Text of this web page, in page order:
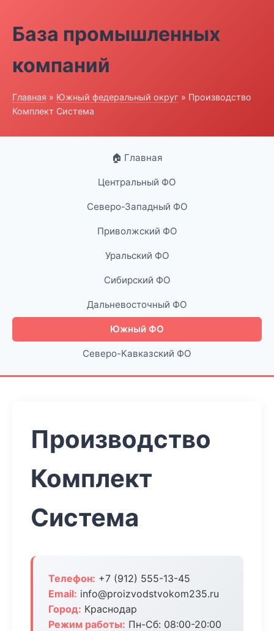
База промышленных
компаний
Главная » Южный федеральный округ » Производство
Комплект Система
🏠 Главная
Центральный ФО
Северо-Западный ФО
Приволжский ФО
Уральский ФО
Сибирский ФО
Дальневосточный ФО
Южный ФО
Северо-Кавказский ФО
Производство
Комплект
Система
Телефон: +7 (912) 555-13-45
Email: info@proizvodstvokom235.ru
Город: Краснодар
Режим работы: Пн-Сб: 08:00-20:00